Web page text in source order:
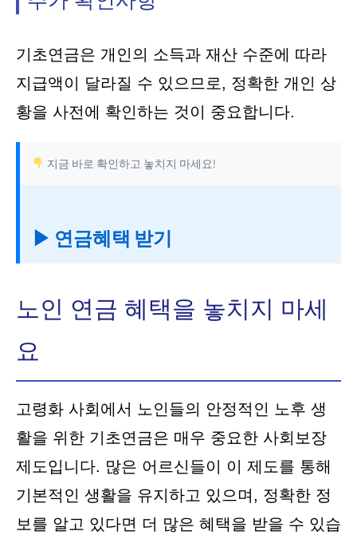
기초연금은 개인의 소득과 재산 수준에 따라
지급액이 달라질 수 있으므로, 정확한 개인 상
황을 사전에 확인하는 것이 중요합니다.
지금 바로 확인하고 놓치지 마세요!
▶ 연금혜택 받기
노인 연금 혜택을 놓치지 마세
요
고령화 사회에서 노인들의 안정적인 노후 생
활을 위한 기초연금은 매우 중요한 사회보장
제도입니다. 많은 어르신들이 이 제도를 통해
기본적인 생활을 유지하고 있으며, 정확한 정
보를 알고 있다면 더 많은 혜택을 받을 수 있습